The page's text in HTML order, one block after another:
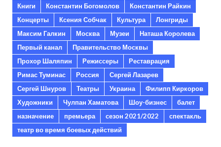
Книги
Константин Богомолов
Константин Райкин
Концерты
Ксения Собчак Культура
Лонгриды
Максим Галкин
Москва Музеи
Наташа Королева
Первый канал
Правительство Москвы
Прохор Шаляпин
Режиссеры
Реставрация
Римас Туминас
Россия
Сергей Лазарев
Сергей Шнуров
Театры Украина
Филипп Киркоров
Художники
Чулпан Хаматова Шоу-бизнес
балет
назначение
премьера сезон 2021/2022
спектакль
театр во время боевых действий